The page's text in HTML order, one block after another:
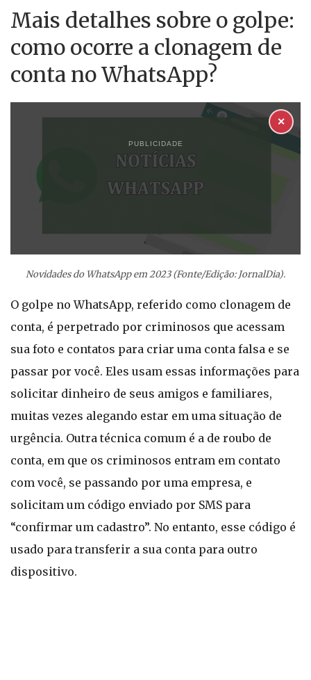
Mais detalhes sobre o golpe:
como ocorre a clonagem de
conta no WhatsApp?
PUBLICIDADE
✕
Novidades do WhatsApp em 2023 (Fonte/Edição: JornalDia).
O golpe no WhatsApp, referido como clonagem de
conta, é perpetrado por criminosos que acessam
sua foto e contatos para criar uma conta falsa e se
passar por você. Eles usam essas informações para
solicitar dinheiro de seus amigos e familiares,
muitas vezes alegando estar em uma situação de
urgência. Outra técnica comum é a de roubo de
conta, em que os criminosos entram em contato
com você, se passando por uma empresa, e
solicitam um código enviado por SMS para
“confirmar um cadastro”. No entanto, esse código é
usado para transferir a sua conta para outro
dispositivo.